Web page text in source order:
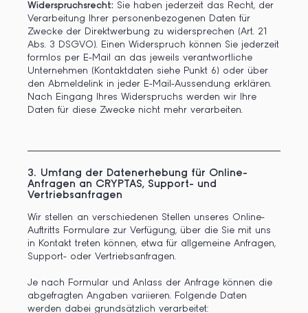
Widerspruchsrecht: Sie haben jederzeit das Recht, der
Verarbeitung Ihrer personenbezogenen Daten für
Zwecke der Direktwerbung zu widersprechen (Art. 21
Abs. 3 DSGVO). Einen Widerspruch können Sie jederzeit
formlos per E-Mail an das jeweils verantwortliche
Unternehmen (Kontaktdaten siehe Punkt 6) oder über
den Abmeldelink in jeder E-Mail-Aussendung erklären.
Nach Eingang Ihres Widerspruchs werden wir Ihre
Daten für diese Zwecke nicht mehr verarbeiten.
3. Umfang der Datenerhebung für Online-
Anfragen an CRYPTAS, Support- und
Vertriebsanfragen
Wir stellen an verschiedenen Stellen unseres Online-
Auftritts Formulare zur Verfügung, über die Sie mit uns
in Kontakt treten können, etwa für allgemeine Anfragen,
Support- oder Vertriebsanfragen.
Je nach Formular und Anlass der Anfrage können die
abgefragten Angaben variieren. Folgende Daten
werden dabei grundsätzlich verarbeitet: